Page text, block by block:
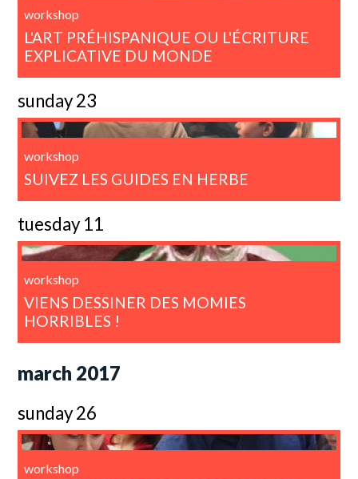
workshop
L'ART PRÉHISPANIQUE OU L'ÉCRITURE
EXPLICATIVE DU MONDE
sunday 23
workshop
SUIVEZ LES GUIDES EN HERBE
tuesday 11
workshop
VIENS DESSINER DES MOMIES
HORRIBLES !
march 2017
sunday 26
workshop